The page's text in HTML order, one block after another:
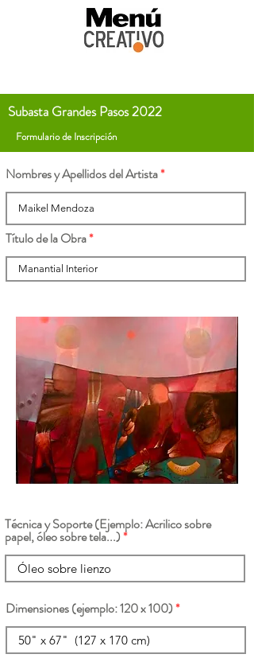
Subasta Grandes Pasos 2022
Formulario de Inscripción
Nombres y Apellidos del Artista
Título de la Obra
Técnica y Soporte (Ejemplo: Acrilico sobre
papel, óleo sobre tela...)
Dimensiones (ejemplo: 120 x 100)